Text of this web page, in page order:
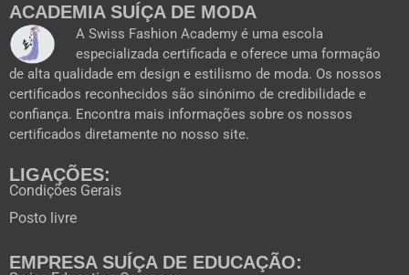
o
o
k
b
e
g
r
a
m
t
t
e
r
ACADEMIA SUÍÇA DE MODA
A Swiss Fashion Academy é uma escola
especializada certificada e oferece uma formação
de alta qualidade em design e estilismo de moda. Os nossos
certificados reconhecidos são sinónimo de credibilidade e
confiança. Encontra mais informações sobre os nossos
certificados diretamente no nosso site.
LIGAÇÕES:
Condições Gerais
Posto livre
EMPRESA SUÍÇA DE EDUCAÇÃO: